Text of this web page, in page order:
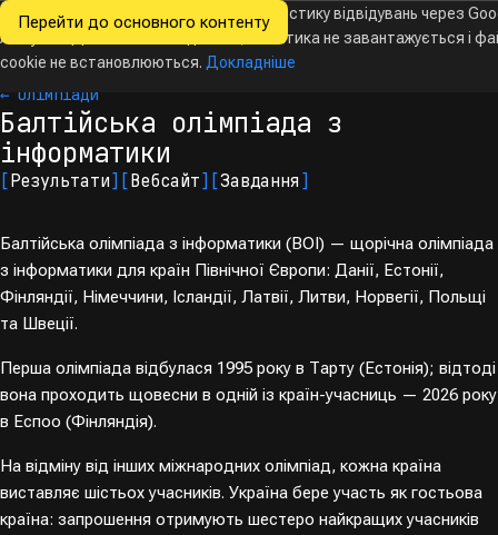
Перейти до основного контенту
Всеукраїнські
з інформатики
НовиниОлімпіадиКалендарБаза даних
← Олімпіади
Балтійська олімпіада з
інформатики
[ Результати] [ Вебсайт] [Завдання ]
Балтійська олімпіада з інформатики (BOI) — щорічна олімпіада
з інформатики для країн Північної Європи: Данії, Естонії,
Фінляндії, Німеччини, Ісландії, Латвії, Литви, Норвегії, Польщі
та Швеції.
Перша олімпіада відбулася 1995 року в Тарту (Естонія); відтоді
вона проходить щовесни в одній із країн-учасниць — 2026 року
в Еспоо (Фінляндія).
На відміну від інших міжнародних олімпіад, кожна країна
виставляє шістьох учасників. Україна бере участь як гостьова
країна: запрошення отримують шестеро найкращих учасників
Ми хочемо збирати знеособлену статистику відвідувань через
Analytics. Доки ви не погодитесь, аналітика не завантажується і
cookie не встановлюються. Докладніше